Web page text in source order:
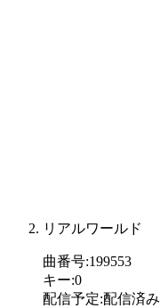
リアルワールド
曲番号:199553
キー:0
配信予定:配信済み